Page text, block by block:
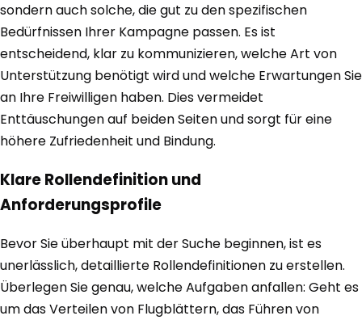
sondern auch solche, die gut zu den spezifischen
Bedürfnissen Ihrer Kampagne passen. Es ist
entscheidend, klar zu kommunizieren, welche Art von
Unterstützung benötigt wird und welche Erwartungen Sie
an Ihre Freiwilligen haben. Dies vermeidet
Enttäuschungen auf beiden Seiten und sorgt für eine
höhere Zufriedenheit und Bindung.
Klare Rollendefinition und
Anforderungsprofile
Bevor Sie überhaupt mit der Suche beginnen, ist es
unerlässlich, detaillierte Rollendefinitionen zu erstellen.
Überlegen Sie genau, welche Aufgaben anfallen: Geht es
um das Verteilen von Flugblättern, das Führen von